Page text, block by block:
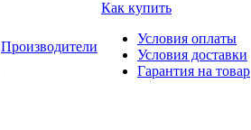
Производители
Как купить
Условия оплаты
Условия доставки
Гарантия на товар